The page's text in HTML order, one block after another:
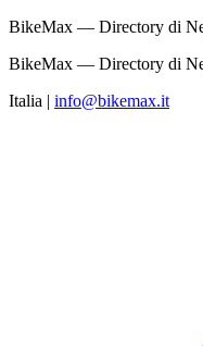
BikeMax — Directory di
BikeMax — Directory di
Italia | info@bikemax.it